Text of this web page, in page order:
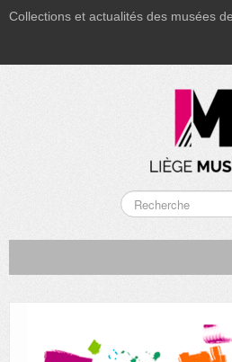
Collections et actualités des musées